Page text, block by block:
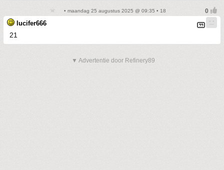
• maandag 25 augustus 2025 @ 09:35 • 18
lucifer666
21
▼ Advertentie door Refinery89